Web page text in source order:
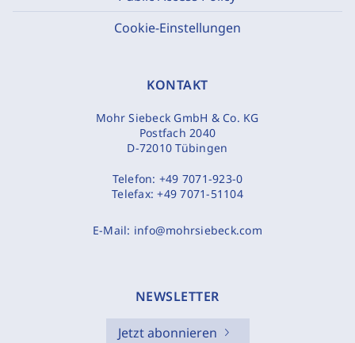
Cookie-Einstellungen
KONTAKT
Mohr Siebeck GmbH & Co. KG
Postfach 2040
D-72010 Tübingen
Telefon: +49 7071-923-0
Telefax:+49 7071-51104
E-Mail: info@mohrsiebeck.com
NEWSLETTER
Jetzt abonnieren